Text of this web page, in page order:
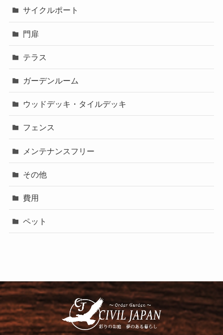
サイクルポート
門扉
テラス
ガーデンルーム
ウッドデッキ・タイルデッキ
フェンス
メンテナンスフリー
その他
費用
ペット